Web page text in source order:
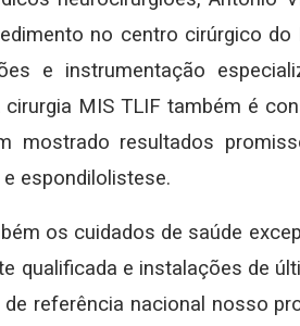
no centro cirúrgico
e instrumentação
MIS TLIF também é
mostrado resultados
espondilolistese.
os cuidados de saúde
qualificada e instalações de
referência nacional nosso